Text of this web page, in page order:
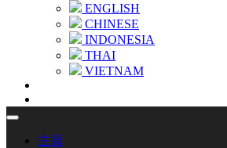
ENGLISH
CHINESE
INDONESIA
THAI
VIETNAM
主頁